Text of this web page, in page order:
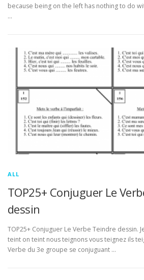
because being on the left has nothing to do
…
ALL
TOP25+ Conjuguer Le
dessin
TOP25+ Conjuguer Le Verbe Teindre dessin.
teint on teint nous teignons vous teignez ils
Verbe du 3e groupe se conjuguant …